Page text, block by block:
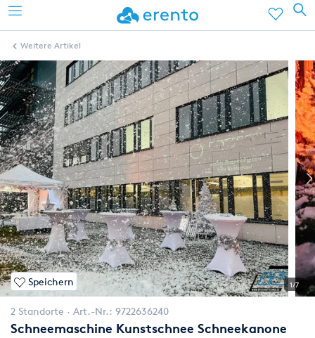
Weitere Artikel
Speichern 1/7
2 Standorte Art.-Nr.: 9722636240
Schneemaschine Kunstschnee Schneekanone